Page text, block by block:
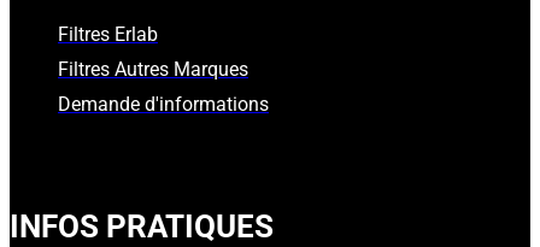
Filtres Erlab
Filtres Autres Marques
Demande d'informations
INFOS PRATIQUES